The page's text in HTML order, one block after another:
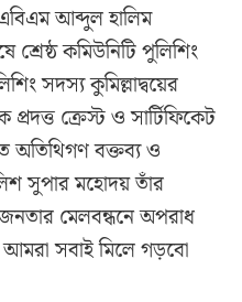
আব্দুল হালিম
কমিউনিটি পুলিশিং
সদস্য কুমিল্লাদ্বয়ের
ক্রেস্ট ও সার্টিফিকেট
অতিথিগণ বক্তব্য ও
সুপার মহোদয় তাঁর
মেলবন্ধনে অপরাধ
সবাই মিলে গড়বো